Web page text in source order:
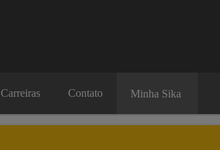
Carreiras Contato Minha Sika